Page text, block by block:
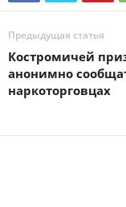
Предыдущая статья
Костромичей
анонимно
наркоторговцах